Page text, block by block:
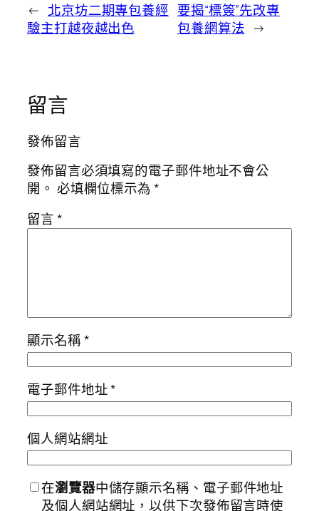
← 北京坊二期專包養經
驗主打越夜越出色
要揭“標簽”先改專
包養網算法 →
留言
發佈留言
發佈留言必須填寫的電子郵件地址不會公
開。 必填欄位標示為*
留言*
顯示名稱*
電子郵件地址*
個人網站網址
在瀏覽器中儲存顯示名稱、電子郵件地址
及個人網站網址，以供下次發佈留言時使